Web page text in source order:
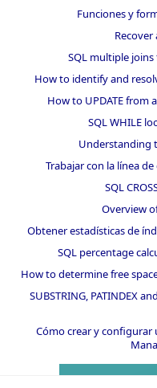
Funciones y
Recover
SQL multiple
How to identify and
How to UPDATE from
SQL WHILE
Understanding
Trabajar con la línea
SQL
Overview
Obtener estadísticas de
SQL percentage
How to determine free
SUBSTRING, PATINDEX
Cómo crear y configurar